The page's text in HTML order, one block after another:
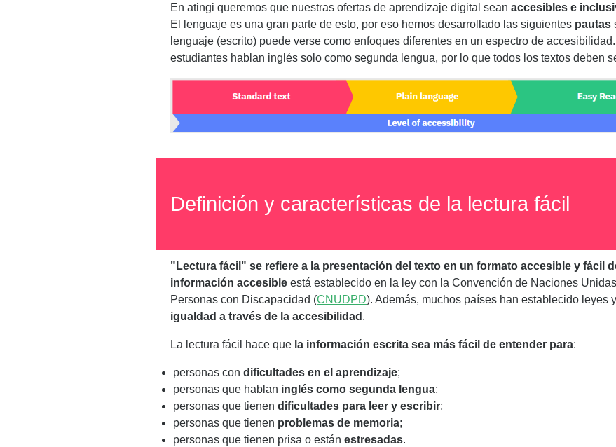
En atingi queremos que nuestras ofertas de aprendizaje digital sean accesibles e
El lenguaje es una gran parte de esto, por eso hemos desarrollado las siguientes pautas
lenguaje (escrito) puede verse como enfoques diferentes en un espectro de
estudiantes hablan inglés solo como segunda lengua, por lo que todos los textos deben
Definición y características de la lectura fácil
"Lectura fácil" se refiere a la presentación del texto en un formato accesible y fácil
información accesible está establecido en la ley con la Convención de Naciones
Personas con Discapacidad (CNUDPD).​ Además, muchos países han establecido leyes
igualdad a través de la accesibilidad .​
La lectura fácil hace que la información escrita sea más fácil de entender para: ​
personas con dificultades en el aprendizaje; ​
personas que hablan inglés como segunda lengua; ​
personas que tienen dificultades para leer y escribir; ​
personas que tienen problemas de memoria; ​
personas que tienen prisa o están estresadas.